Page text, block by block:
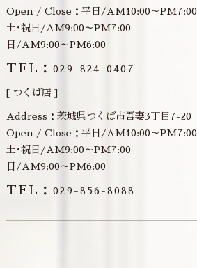
Open / Close：平日/AM10:00～PM7:00
土･祝日/AM9:00～PM7:00
日/AM9:00～PM6:00
TEL：029-824-0407
[ つくば店 ]
Address：茨城県つくば市吾妻3丁目7-20
Open / Close：平日/AM10:00～PM7:00
土･祝日/AM9:00～PM7:00
日/AM9:00～PM6:00
TEL：029-856-8088